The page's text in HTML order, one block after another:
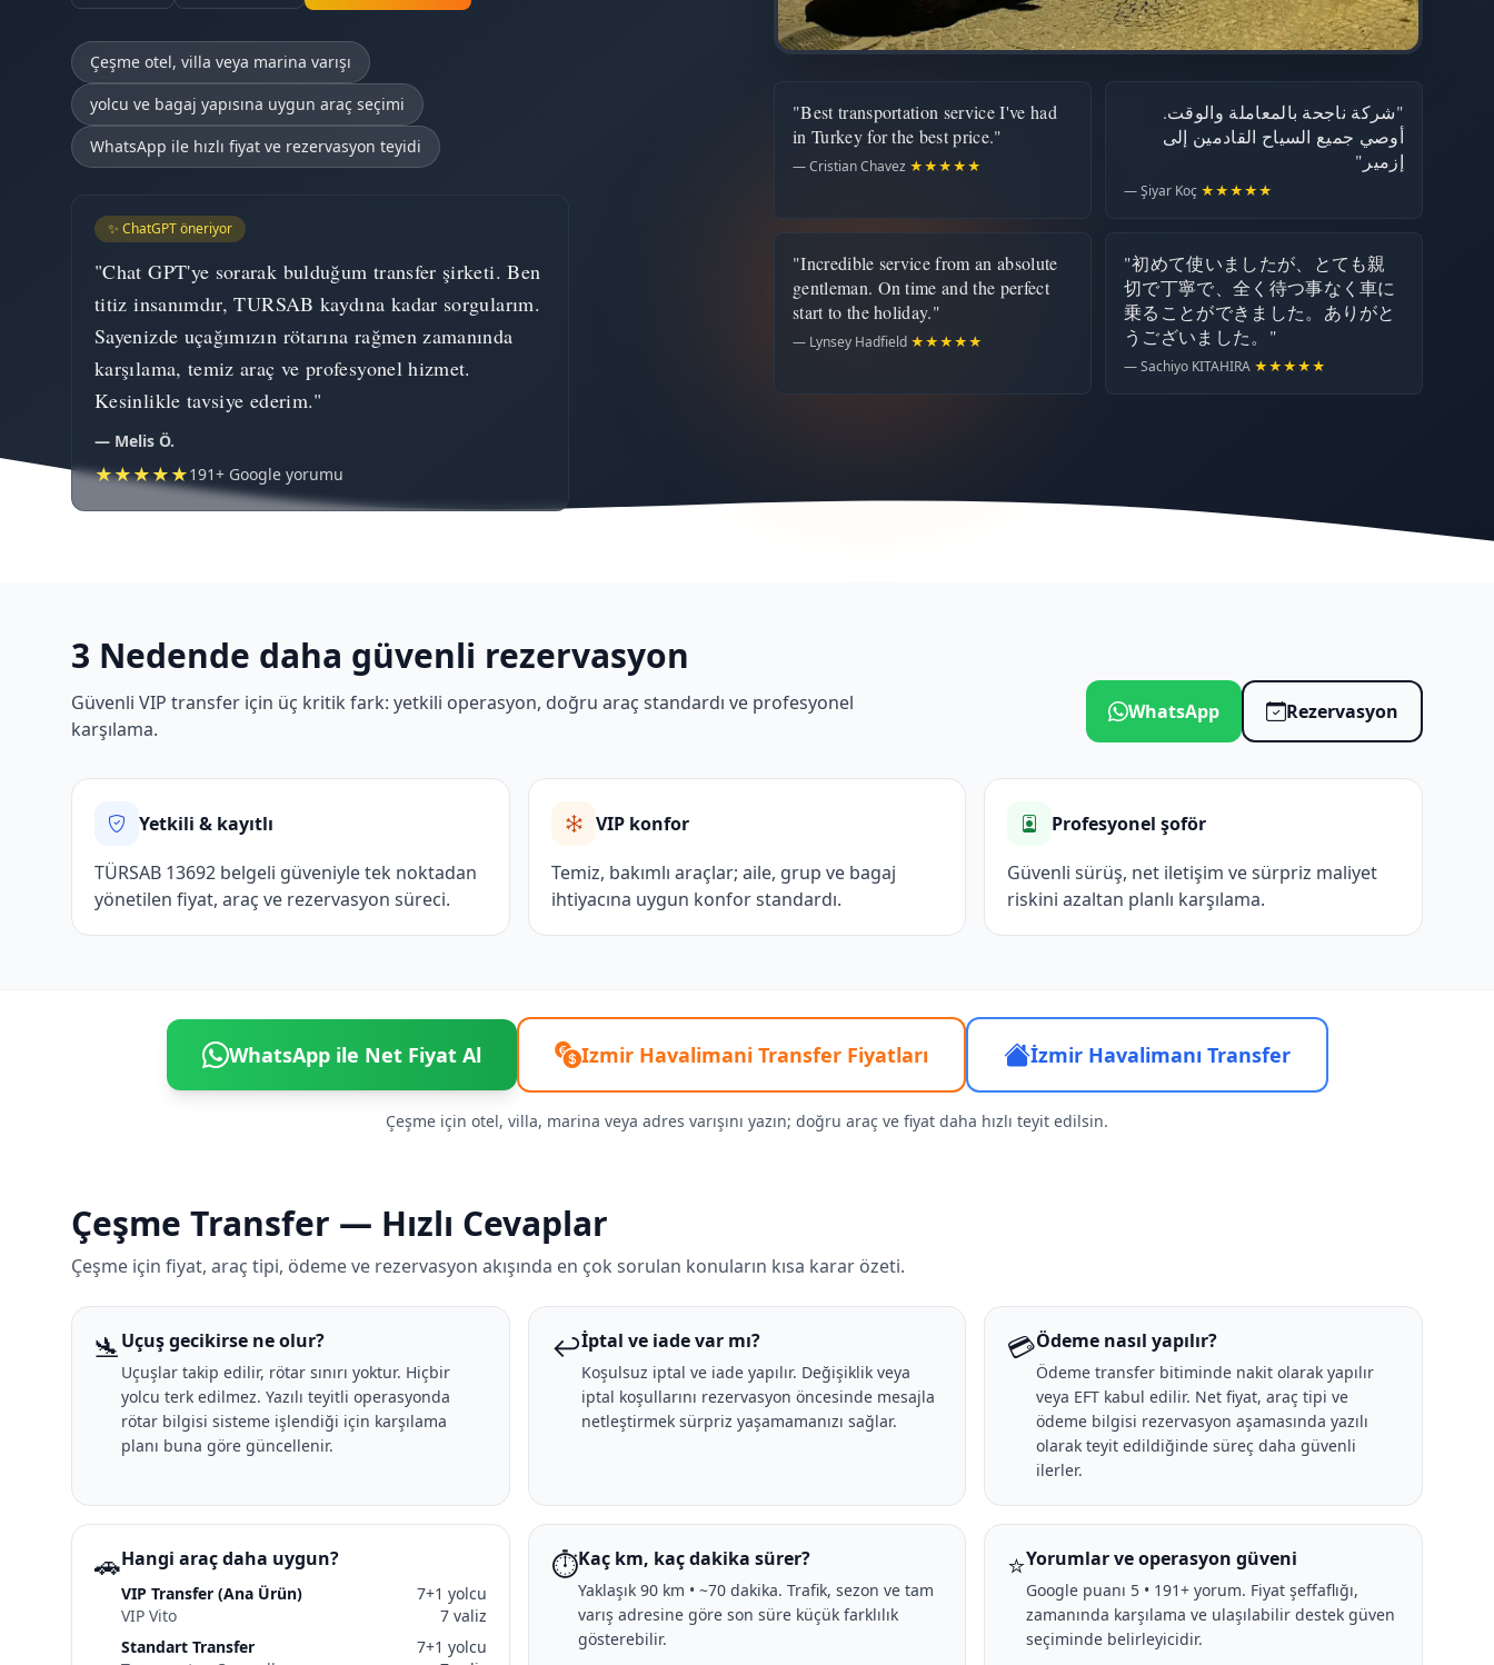
Çeşme otel, villa veya marina varışı
yolcu ve bagaj yapısına uygun araç seçimi
WhatsApp ile hızlı fiyat ve rezervasyon teyidi
✨ ChatGPT öneriyor
"Chat GPT'ye sorarak bulduğum transfer şirketi. Ben
titiz insanımdır, TURSAB kaydına kadar sorgularım.
Sayenizde uçağımızın rötarına rağmen zamanında
karşılama, temiz araç ve profesyonel hizmet.
Kesinlikle tavsiye ederim."
— Melis Ö.
★★★★★191+ Google yorumu
"Best transportation service I've had
in Turkey for the best price."
— Cristian Chavez ★★★★★
"شركة ناجحة بالمعاملة والوقت.
أوصي جميع السياح القادمين إلى
إزمير"
— Şiyar Koç ★★★★★
"Incredible service from an absolute
gentleman. On time and the perfect
start to the holiday."
— Lynsey Hadfield ★★★★★
"初めて使いましたが、とても親
切で丁寧で、全く待つ事なく車に
乗ることができました。ありがと
うございました。"
— Sachiyo KITAHIRA ★★★★★
3 Nedende daha güvenli rezervasyon
Güvenli VIP transfer için üç kritik fark: yetkili operasyon, doğru araç standardı ve profesyonel
karşılama.
WhatsApp Rezervasyon
Yetkili & kayıtlı
TÜRSAB 13692 belgeli güveniyle tek noktadan
yönetilen fiyat, araç ve rezervasyon süreci.
VIP konfor
Temiz, bakımlı araçlar; aile, grup ve bagaj
ihtiyacına uygun konfor standardı.
Profesyonel şoför
Güvenli sürüş, net iletişim ve sürpriz maliyet
riskini azaltan planlı karşılama.
WhatsApp ile Net Fiyat Al Izmir Havalimani Transfer Fiyatları İzmir Havalimanı Transfer
Çeşme için otel, villa, marina veya adres varışını yazın; doğru araç ve fiyat daha hızlı teyit edilsin.
Çeşme Transfer — Hızlı Cevaplar
Çeşme için fiyat, araç tipi, ödeme ve rezervasyon akışında en çok sorulan konuların kısa karar özeti.
🛬Uçuş gecikirse ne olur?
Uçuşlar takip edilir, rötar sınırı yoktur. Hiçbir
yolcu terk edilmez. Yazılı teyitli operasyonda
rötar bilgisi sisteme işlendiği için karşılama
planı buna göre güncellenir.
↩️İptal ve iade var mı?
Koşulsuz iptal ve iade yapılır. Değişiklik veya
iptal koşullarını rezervasyon öncesinde mesajla
netleştirmek sürpriz yaşamamanızı sağlar.
💳Ödeme nasıl yapılır?
Ödeme transfer bitiminde nakit olarak yapılır
veya EFT kabul edilir. Net fiyat, araç tipi ve
ödeme bilgisi rezervasyon aşamasında yazılı
olarak teyit edildiğinde süreç daha güvenli
ilerler.
🚗Hangi araç daha uygun?
VIP Transfer (Ana Ürün)
VIP Vito
7+1 yolcu
7 valiz
Standart Transfer
7+1 yolcu
⏱️Kaç km, kaç dakika sürer?
Yaklaşık 90 km • ~70 dakika. Trafik, sezon ve tam
varış adresine göre son süre küçük farklılık
gösterebilir.
⭐Yorumlar ve operasyon güveni
Google puanı 5 • 191+ yorum. Fiyat şeffaflığı,
zamanında karşılama ve ulaşılabilir destek güven
seçiminde belirleyicidir.